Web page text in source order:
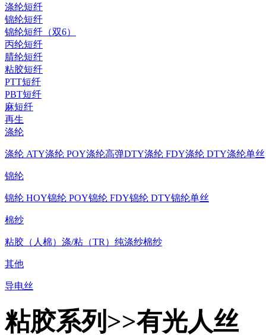
涤纶短纤
锦纶短纤
锦纶短纤（双6）
丙纶短纤
腈纶短纤
粘胶短纤
PTT短纤
PBT短纤
麻短纤
再生
涤纶
涤纶 ATY涤纶 POY涤纶高弹DTY涤纶 FDY涤纶 DTY涤纶单丝
锦纶
锦纶 HOY锦纶 POY锦纶 FDY锦纶 DTY锦纶单丝
棉纱
粘胶（人棉） 涤/粘（TR） 纯涤纱棉纱
其他
导电丝
粘胶系列>>有光人丝